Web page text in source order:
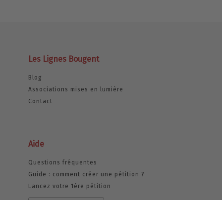
Les Lignes Bougent
Blog
Associations mises en lumière
Contact
Aide
Questions fréquentes
Guide : comment créer une pétition ?
Lancez votre 1ère pétition